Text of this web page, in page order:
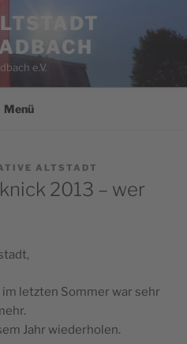
e.V.
Menü
ALTSTADT
2013 – wer
letzten Sommer war sehr
Jahr wiederholen.